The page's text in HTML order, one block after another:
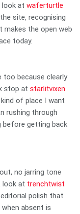
at waferturtle
site, recognising
the open web
today.
too because clearly
stop at starlitvixen
of place I want
rushing through
before getting back
no jarring tone
look at trenchtwist
polish that
absent is